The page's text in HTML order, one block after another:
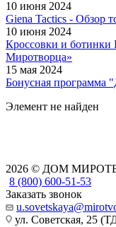
10 июня 2024
Giena Tactics - Обзор
10 июня 2024
Кроссовки и ботинки
Миротворца»
15 мая 2024
Бонусная программа
Элемент не найден
2026 © ДОМ
8 (800) 600-51-53
Заказать звонок
ул. Советская, 25